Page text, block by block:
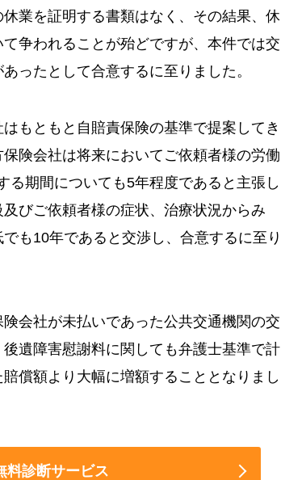
業を証明する書類はなく、その結果、休
争われることが殆どですが、本件では交
ったとして合意するに至りました。
もともと自賠責保険の基準で提案してき
険会社は将来においてご依頼者様の労働
る期間についても5年程度であると主張し
びご依頼者様の症状、治療状況からみ
も10年であると交渉し、合意するに至り
会社が未払いであった公共交通機関の交
遺障害慰謝料に関しても弁護士基準で計
償額より大幅に増額することとなりまし
診断サービス